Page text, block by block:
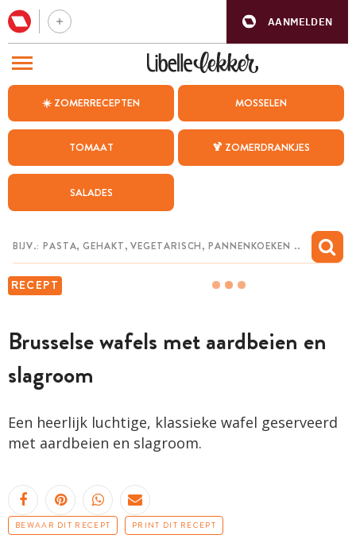
AANMELDEN
☀️ ZOMERRECEPTEN MOSSELEN
TOMAAT 🍹 ZOMERDRANKJES
SALADES
RECEPT
Brusselse wafels met aardbeien en
slagroom
Een heerlijk luchtige, klassieke wafel geserveerd
met aardbeien en slagroom.
BEWAAR DIT RECEPT PRINT DIT RECEPT
BEZOEK ONZE ANDERE WEBSITES
WEEKMENU
CHAT MET MAIA
MIJN BEWAARDE RECEPTEN